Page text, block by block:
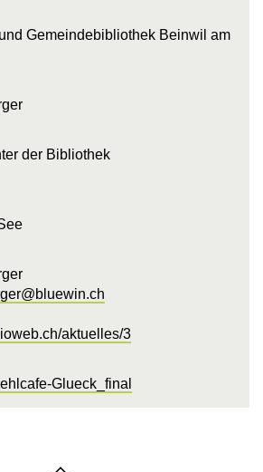
Gemeindebibliothek Beinwil am
der Bibliothek
aktuelles/3
Glueck_final